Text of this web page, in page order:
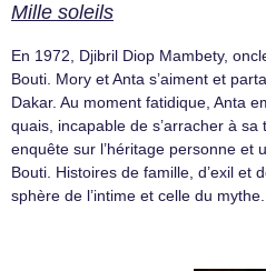
Mille soleils
En 1972, Djibril Diop Mambety,
Bouti. Mory et Anta s’aiment et
Dakar. Au moment fatidique, Anta
quais, incapable de s’arracher à
enquête sur l’héritage personne et
Bouti. Histoires de famille, d’exil et
sphère de l’intime et celle du mythe.